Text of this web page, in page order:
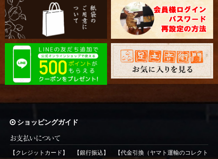
ショッピングガイド
お支払いについて
【クレジットカード】 【銀行振込】 【代金引換（ヤマト運輸のコレクト